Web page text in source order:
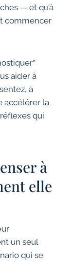
— et qu’à
commencer
aider à
à
accélérer la
qui
à
elle
un seul
qui se